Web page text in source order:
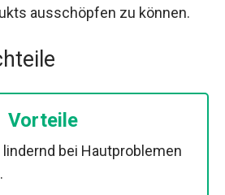
ausschöpfen zu können.
Vorteile
bei Hautproblemen